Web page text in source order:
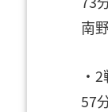
南
・
57